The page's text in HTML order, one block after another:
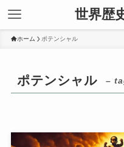
世界歴
ホーム ポテンシャル
ポテンシャル –